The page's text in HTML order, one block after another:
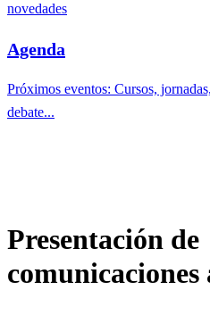
novedades
Agenda
Próximos eventos: Cursos,
debate...
Presentación de
comunicaciones